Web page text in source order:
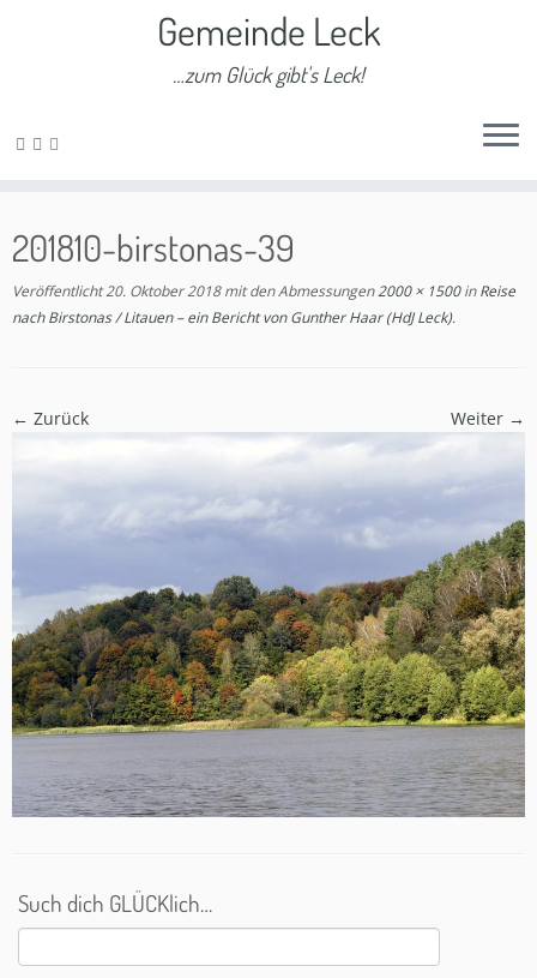
Inhalt
springen
Gemeinde Leck
…zum Glück gibt's Leck!
201810-birstonas-39
Veröffentlicht20. Oktober 2018mit den Abmessungen2000 × 1500inReise
nach Birstonas / Litauen – ein Bericht von Gunther Haar (HdJ Leck).
← Zurück Weiter →
Such dich GLÜCKlich…
Suchen
nach: